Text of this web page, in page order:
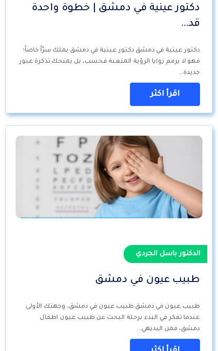
دكتور عينية في دمشق | خطوة واحدة
قد…
دكتور عينية في دمشق دكتور عينية في دمشق يملك سرّاً خاصاً؛
فهو لا يرمم زوايا الرؤية المتعبة فحسب، بل يمنحك تذكرة عبور
جديدة…
اقرأ اكثر
الدكتور باسل الجردي
طبيب عيون في دمشق
طبيب عيون في دمشق طبيب عيون في دمشق، وجهتك الأولى
عندما تفكر في البدء برحلة البحث عن طبيب عيون اطفال
دمشق، فمن البديهي…